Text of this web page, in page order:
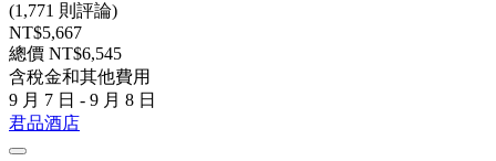
(1,771 則評論)
NT$5,667
總價 NT$6,545
含稅金和其他費用
9 月 7 日 - 9 月 8 日
君品酒店